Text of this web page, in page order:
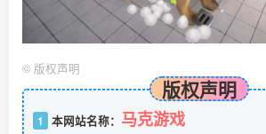
© 版权声明
版权声明
1 本网站名称： 马克游戏